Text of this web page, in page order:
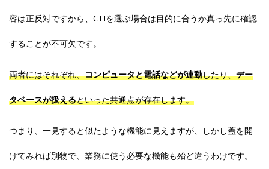
容は正反対ですから、CTIを選ぶ場合は目的に合うか真っ先に確認
することが不可欠です。
両者にはそれぞれ、コンピュータと電話などが連動したり、デー
タベースが扱えるといった共通点が存在します。
つまり、一見すると似たような機能に見えますが、しかし蓋を開
けてみれば別物で、業務に使う必要な機能も殆ど違うわけです。